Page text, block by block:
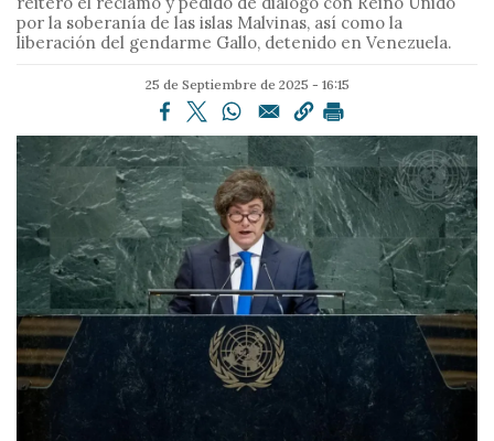
n
d
p
r
i
n
c
p
a
l
por la soberanía de las islas Malvinas, así como la
liberación del gendarme Gallo, detenido en Venezuela.
25 de Septiembre de 2025 - 16:15